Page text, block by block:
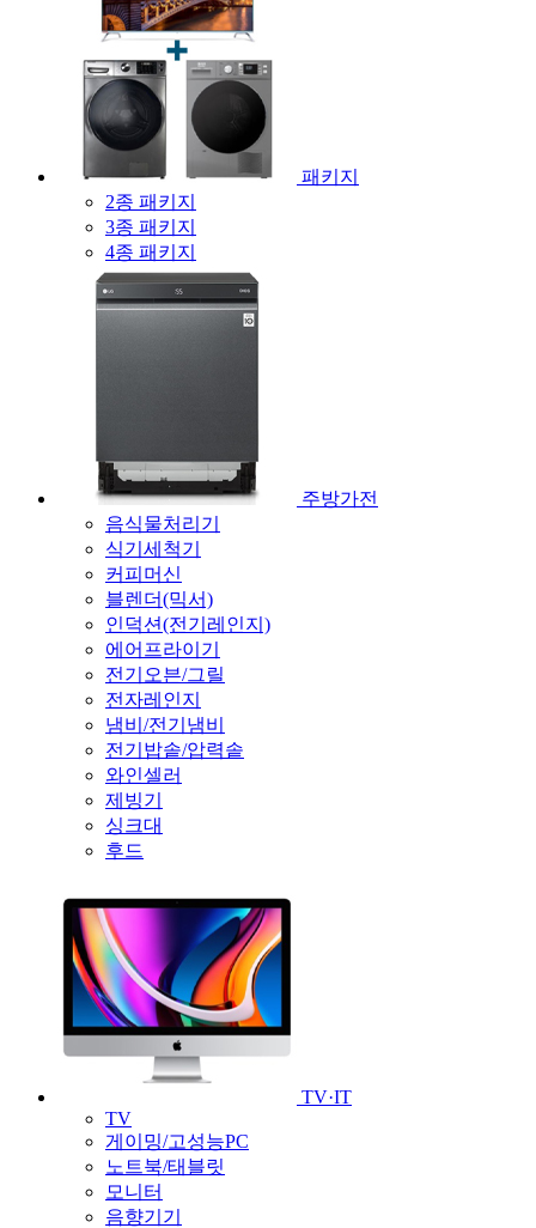
패키지
2종 패키지
3종 패키지
4종 패키지
주방가전
음식물처리기
식기세척기
커피머신
블렌더(믹서)
인덕션(전기레인지)
에어프라이기
전기오븐/그릴
전자레인지
냄비/전기냄비
전기밥솥/압력솥
와인셀러
제빙기
싱크대
후드
TV·IT
TV
게이밍/고성능PC
노트북/태블릿
모니터
음향기기